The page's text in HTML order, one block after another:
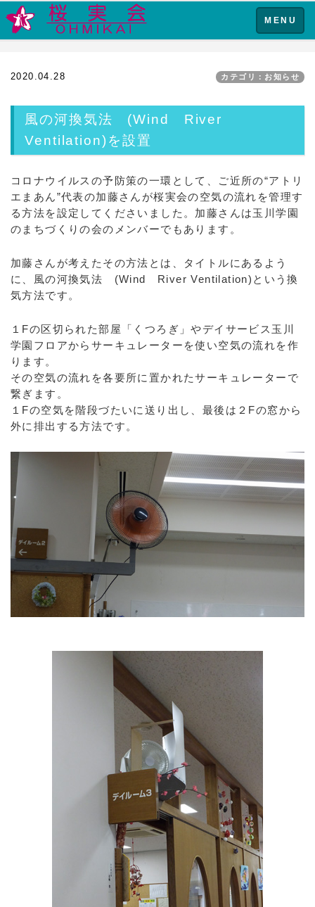
Toggle
navigation
MENU
2020.04.28 カテゴリ：お知らせ
風の河換気法 (Wind River
Ventilation)を設置
コロナウイルスの予防策の一環として、ご近所の“アトリ
エまあん”代表の加藤さんが桜実会の空気の流れを管理す
る方法を設定してくださいました。加藤さんは玉川学園
のまちづくりの会のメンバーでもあります。
加藤さんが考えたその方法とは、タイトルにあるよう
に、風の河換気法 (Wind River Ventilation)という換
気方法です。
１Fの区切られた部屋「くつろぎ」やデイサービス玉川
学園フロアからサーキュレーターを使い空気の流れを作
ります。
その空気の流れを各要所に置かれたサーキュレーターで
繋ぎます。
１Fの空気を階段づたいに送り出し、最後は２Fの窓から
外に排出する方法です。